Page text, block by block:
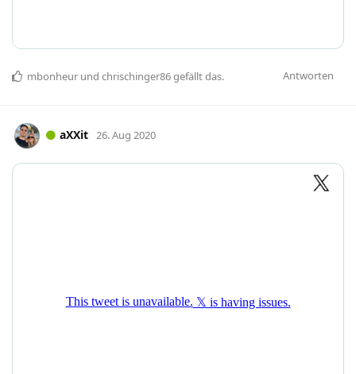
Antworten
mbonheur und chrischinger86gefällt das.
aXXit 26. Aug 2020